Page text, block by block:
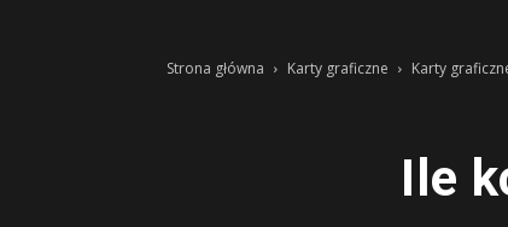
Strona główna Karty graficzne Karty
Ile